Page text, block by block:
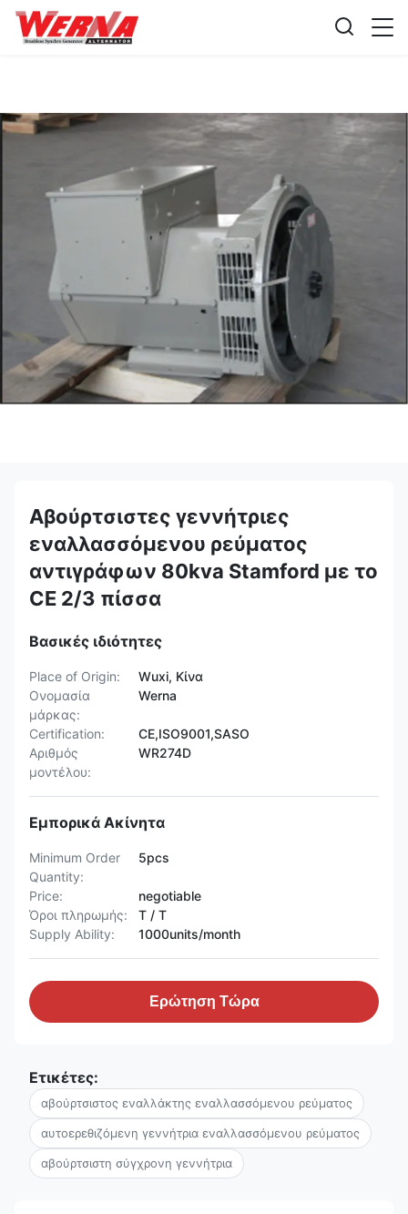
Αβούρτσιστες γεννήτριες
εναλλασσόμενου ρεύματος
αντιγράφων 80kva Stamford με το
CE 2/3 πίσσα
Βασικές ιδιότητες
Place of Origin:
Wuxi, Κίνα
Ονομασία
μάρκας:
Werna
Certification:
CE,ISO9001,SASO
Αριθμός
μοντέλου:
WR274D
Εμπορικά Ακίνητα
Minimum Order
Quantity:
5pcs
Price:
negotiable
Όροι πληρωμής:
T / T
Supply Ability:
1000units/month
Ερώτηση Τώρα
Ετικέτες:
αβούρτσιστος εναλλάκτης εναλλασσόμενου ρεύματος
αυτοερεθιζόμενη γεννήτρια εναλλασσόμενου ρεύματος
αβούρτσιστη σύγχρονη γεννήτρια